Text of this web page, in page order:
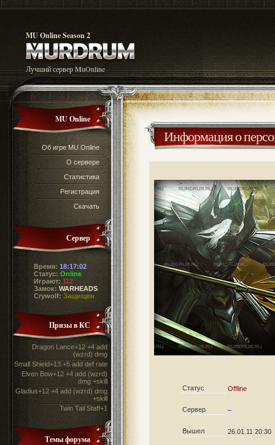
MU Online Season 2
Лучший сервер MuOnline
MU Online
Об игре MU Online
О сервере
Статистика
Регистрация
Скачать
Сервер
Время: 18:17:02
Статус: Online
Играют: 112
Замок: WARHEADS
Crywolf: Защищен
Призы в КС
Dragon Lance+12 +4 add
(wzrd) dmg
Small Shield+13 +5 add def rate
Elven Bow+12 +4 add (wzrd)
dmg +skill
Gladius+12 +4 add (wzrd) dmg
+skill
Twin Tail Staff+1
Темы форума
Информация о
Статус Offline
Сервер –
Вышел 26.01.11 20:30